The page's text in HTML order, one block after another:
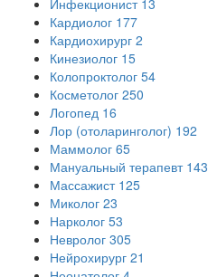
Кардиолог 177
Кардиохирург 2
Кинезиолог 15
Колопроктолог 54
Косметолог 250
Логопед 16
Лор (отоларинголог) 192
Маммолог 65
Мануальный терапевт 143
Массажист 125
Миколог 23
Нарколог 53
Невролог 305
Нейрохирург 21